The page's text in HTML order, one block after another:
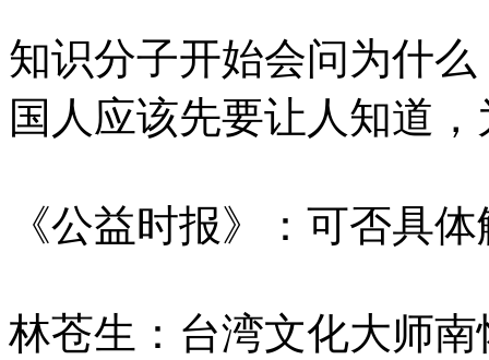
知识分子开始会问为什
国人应该先要让人知道
《公益时报》：可否具
林苍生：台湾文化大师